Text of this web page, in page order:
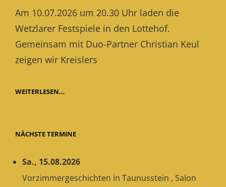
Am 10.07.2026 um 20.30 Uhr laden die
Wetzlarer Festspiele in den Lottehof.
Gemeinsam mit Duo-Partner Christian Keul
zeigen wir Kreislers
WEITERLESEN…„LOLA
FESTSPIELEN
NÄCHSTE TERMINE
Sa., 15.08.2026
Vorzimmergeschichten in Taunusstein , Salon